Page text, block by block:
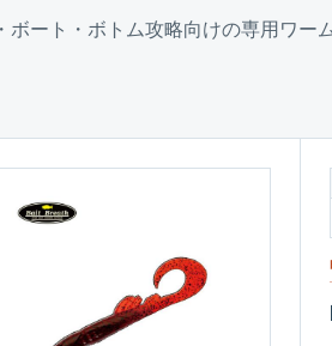
ート・ボトム攻略向けの専用ワー